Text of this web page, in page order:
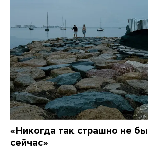
«Никогда так страшно не
сейчас»